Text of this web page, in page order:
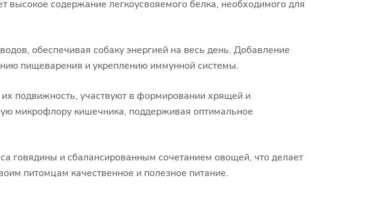
высокое содержание легкоусвояемого белка, необходимого для
обеспечивая собаку энергией на весь день. Добавление
пищеварения и укреплению иммунной системы.
подвижность, участвуют в формировании хрящей и
микрофлору кишечника, поддерживая оптимальное
говядины и сбалансированным сочетанием овощей, что делает
питомцам качественное и полезное питание.